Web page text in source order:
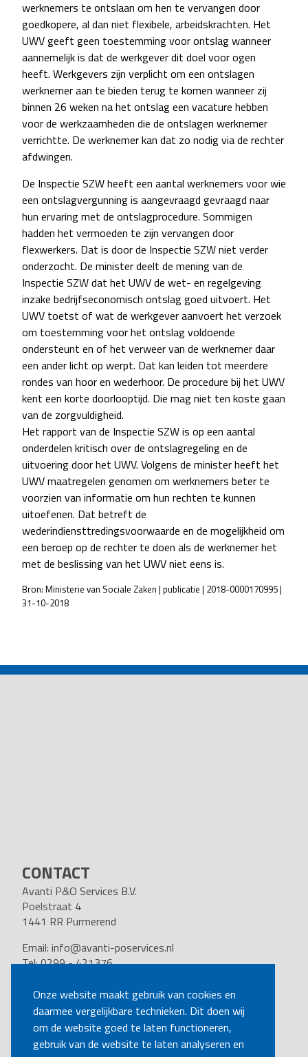
Onze website maakt gebruik van cookies en
daarmee vergelijkbare technieken. Dit doen wij
om de website goed te laten functioneren,
gebruik van de website te laten analyseren en
werknemers te ontslaan om hen te vervangen door
goedkopere, al dan niet flexibele, arbeidskrachten. Het
UWV geeft geen toestemming voor ontslag wanneer
aannemelijk is dat de werkgever dit doel voor ogen
heeft. Werkgevers zijn verplicht om een ontslagen
werknemer aan te bieden terug te komen wanneer zij
binnen 26 weken na het ontslag een vacature hebben
voor de werkzaamheden die de ontslagen werknemer
verrichtte. De werknemer kan dat zo nodig via de rechter
afdwingen.
De Inspectie SZW heeft een aantal werknemers voor wie
een ontslagvergunning is aangevraagd gevraagd naar
hun ervaring met de ontslagprocedure. Sommigen
hadden het vermoeden te zijn vervangen door
flexwerkers. Dat is door de Inspectie SZW niet verder
onderzocht. De minister deelt de mening van de
Inspectie SZW dat het UWV de wet- en regelgeving
inzake bedrijfseconomisch ontslag goed uitvoert. Het
UWV toetst of wat de werkgever aanvoert het verzoek
om toestemming voor het ontslag voldoende
ondersteunt en of het verweer van de werknemer daar
een ander licht op werpt. Dat kan leiden tot meerdere
rondes van hoor en wederhoor. De procedure bij het UWV
kent een korte doorlooptijd. Die mag niet ten koste gaan
van de zorgvuldigheid.
Het rapport van de Inspectie SZW is op een aantal
onderdelen kritisch over de ontslagregeling en de
uitvoering door het UWV. Volgens de minister heeft het
UWV maatregelen genomen om werknemers beter te
voorzien van informatie om hun rechten te kunnen
uitoefenen. Dat betreft de
wederindiensttredingsvoorwaarde en de mogelijkheid om
een beroep op de rechter te doen als de werknemer het
met de beslissing van het UWV niet eens is.
Bron: Ministerie van Sociale Zaken | publicatie | 2018-0000170995 |
31-10-2018
NAVIGATION
CONTACT
Avanti P&O Services B.V.
Poelstraat 4
1441 RR Purmerend
Email: info@avanti-poservices.nl
Tel: 0299 - 421376
Kvk nummer: 37140121
VOLG ONS